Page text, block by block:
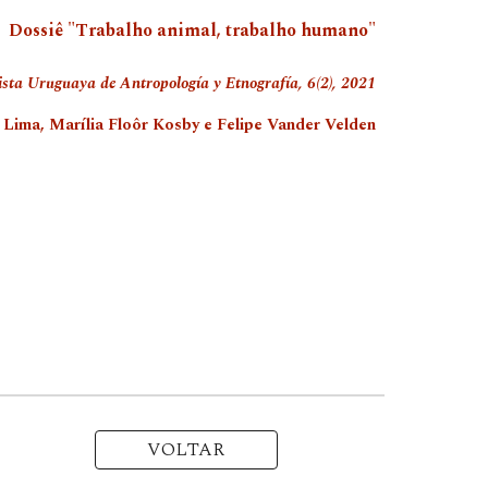
Dossiê "Trabalho animal, trabalho humano"
Uruguaya de Antropología y Etnografía, 6(2), 2021
Marília Floôr Kosby e Felipe Vander Velden
VOLTAR